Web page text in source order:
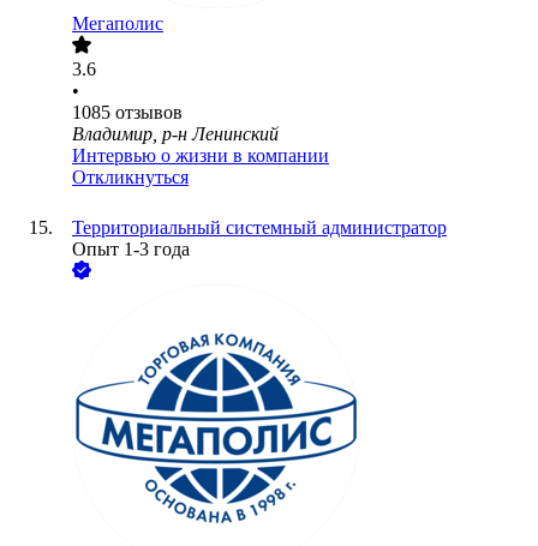
Мегаполис
3.6
•
1085 отзывов
Владимир, р-н Ленинский
Интервью о жизни в компании
Откликнуться
Территориальный системный администратор
Опыт 1-3 года